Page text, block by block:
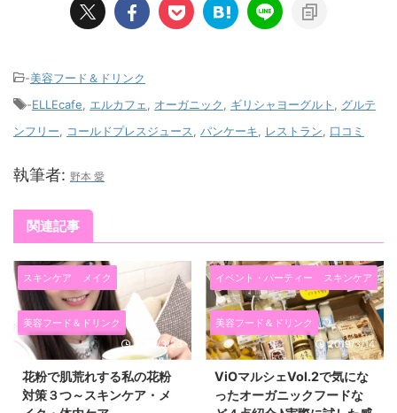
-美容フード＆ドリンク
-ELLEcafe エルカフェ オーガニック ギリシャヨーグルト
グルテ
ンフリー
コールドプレスジュース パンケーキ レストラン 口コミ
執筆者: 野本 愛
関連記事
スキンケア メイク
美容フード＆ドリンク
2019/3/23
花粉で肌荒れする私の花粉
対策３つ～スキンケア・メ
イベント・パーティー スキンケア
美容フード＆ドリンク
2019/3/14
ViOマルシェVol.2で気にな
ったオーガニックフードな